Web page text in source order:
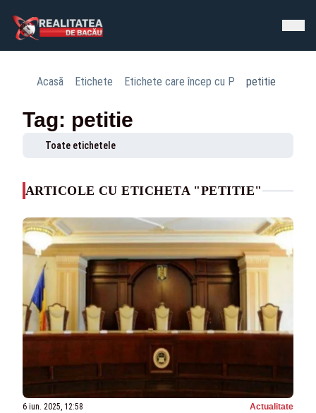
Acasă Etichete Etichete care încep cu P petitie
Tag: petitie
Toate etichetele
ARTICOLE CU ETICHETA "PETITIE"
6 iun. 2025, 12:58 Actualitate